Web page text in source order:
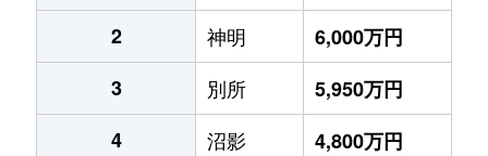
2
神明
6,000万円
3
別所
5,950万円
4
沼影
4,800万円